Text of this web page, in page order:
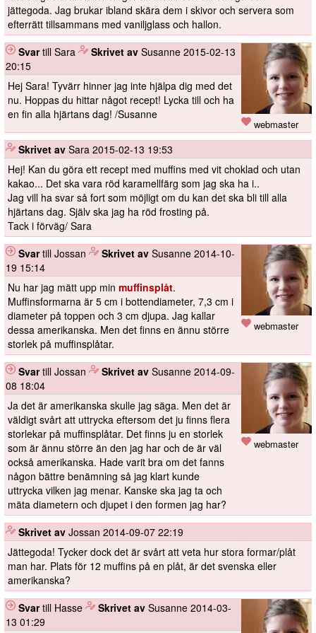
jättegoda. Jag brukar ibland skära dem i skivor och servera som
efterrätt tillsammans med vaniljglass och hallon.
webmaster
Svartill Sara Skrivet av Susanne 2015-02-13
20:15
Hej Sara! Tyvärr hinner jag inte hjälpa dig med det
nu. Hoppas du hittar något recept! Lycka till och ha
en fin alla hjärtans dag! /Susanne
Skrivet av Sara 2015-02-13 19:53
Hej! Kan du göra ett recept med muffins med vit choklad och utan
kakao... Det ska vara röd karamellfärg som jag ska ha i..
Jag vill ha svar så fort som möjligt om du kan det ska bli till alla
hjärtans dag. Själv ska jag ha röd frosting på.
Tack i förväg/ Sara
webmaster
Svartill Jossan Skrivet av Susanne 2014-10-
19 15:14
Nu har jag mätt upp min muffinsplåt.
Muffinsformarna är 5 cm i bottendiameter, 7,3 cm i
diameter på toppen och 3 cm djupa. Jag kallar
dessa amerikanska. Men det finns en ännu större
storlek på muffinsplåtar.
webmaster
Svartill Jossan Skrivet av Susanne 2014-09-
08 18:04
Ja det är amerikanska skulle jag säga. Men det är
väldigt svårt att uttrycka eftersom det ju finns flera
storlekar på muffinsplåtar. Det finns ju en storlek
som är ännu större än den jag har och de är väl
också amerikanska. Hade varit bra om det fanns
någon bättre benämning så jag klart kunde
uttrycka vilken jag menar. Kanske ska jag ta och
mäta diametern och djupet i den formen jag har?
Skrivet av Jossan 2014-09-07 22:19
Jättegoda! Tycker dock det är svårt att veta hur stora formar/plåt
man har. Plats för 12 muffins på en plåt, är det svenska eller
amerikanska?
Svartill Hasse Skrivet av Susanne 2014-03-
13 01:29